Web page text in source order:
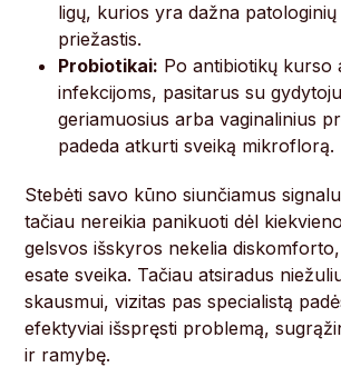
ligų, kurios yra dažna
priežastis.
Probiotikai: Po antibiotikų kurso
infekcijoms, pasitarus su
geriamuosius arba vaginalinius
padeda atkurti sveiką mikroflorą.
Stebėti savo kūno siunčiamus
tačiau nereikia panikuoti dėl
gelsvos išskyros nekelia
esate sveika. Tačiau atsiradus
skausmui, vizitas pas specialistą
efektyviai išspręsti problemą,
ir ramybę.